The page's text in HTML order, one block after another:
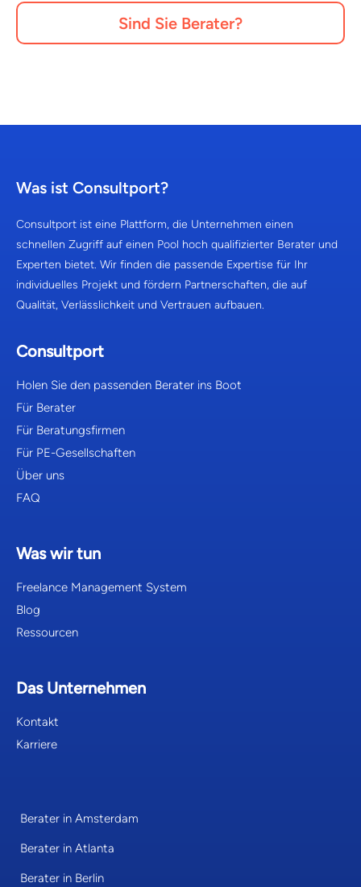
Sind Sie Berater?
Was ist Consultport?
Consultport ist eine Plattform, die Unternehmen einen
schnellen Zugriff auf einen Pool hoch qualifizierter Berater und
Experten bietet. Wir finden die passende Expertise für Ihr
individuelles Projekt und fördern Partnerschaften, die auf
Qualität, Verlässlichkeit und Vertrauen aufbauen.
Consultport
Holen Sie den passenden Berater ins Boot
Für Berater
Für Beratungsfirmen
Für PE-Gesellschaften
Über uns
FAQ
Was wir tun
Freelance Management System
Blog
Ressourcen
Das Unternehmen
Kontakt
Karriere
Berater in Amsterdam
Berater in Atlanta
Berater in Berlin